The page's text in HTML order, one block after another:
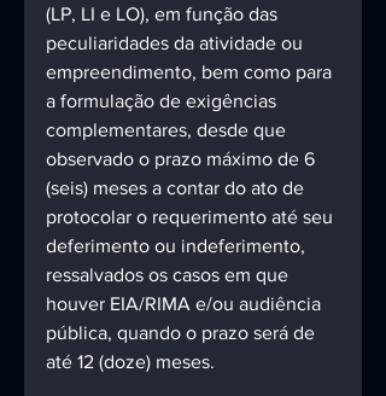
(LP, LI e LO), em função das
peculiaridades da atividade ou
empreendimento, bem como para
a formulação de exigências
complementares, desde que
observado o prazo máximo de 6
(seis) meses a contar do ato de
protocolar o requerimento até seu
deferimento ou indeferimento,
ressalvados os casos em que
houver EIA/RIMA e/ou audiência
pública, quando o prazo será de
até 12 (doze) meses.